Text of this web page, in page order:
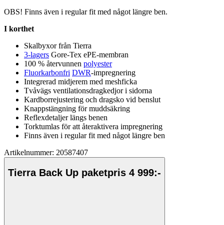
OBS! Finns även i regular fit med något längre ben.
I korthet
Skalbyxor från Tierra
3-lagers Gore-Tex ePE-membran
100 % återvunnen polyester
Fluorkarbonfri DWR-impregnering
Integrerad midjerem med meshficka
Tvåvägs ventilationsdragkedjor i sidorna
Kardborrejustering och dragsko vid benslut
Knappstängning för muddsäkring
Reflexdetaljer längs benen
Torktumlas för att återaktivera impregnering
Finns även i regular fit med något längre ben
Artikelnummer: 20587407
Tierra Back Up paketpris 4 999:-